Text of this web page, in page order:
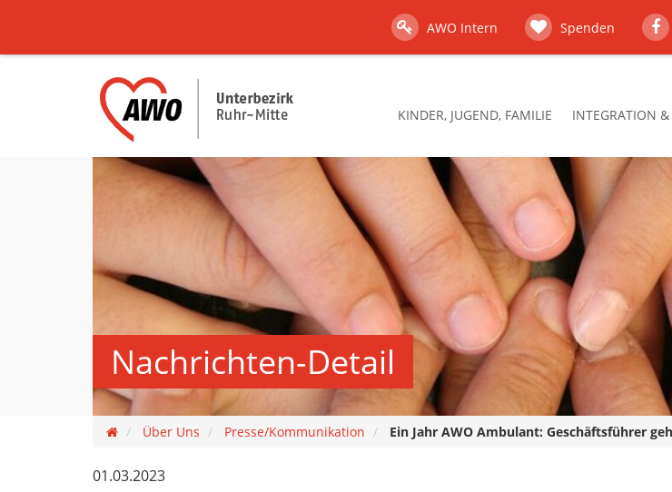
AWO Intern Spenden
KINDER, JUGEND, FAMILIE INTEGRATION &
Nachrichten-Detail
Über Uns Presse/Kommunikation Ein Jahr AWO Ambulant: Geschäftsführer
01.03.2023